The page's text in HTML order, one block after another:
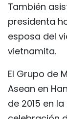
También
presidenta
esposa del
vietnamita.
El Grupo de
Asean en
de 2015 en